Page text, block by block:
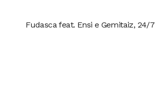
Fudasca feat. Ensi e Gemitaiz, 24/7